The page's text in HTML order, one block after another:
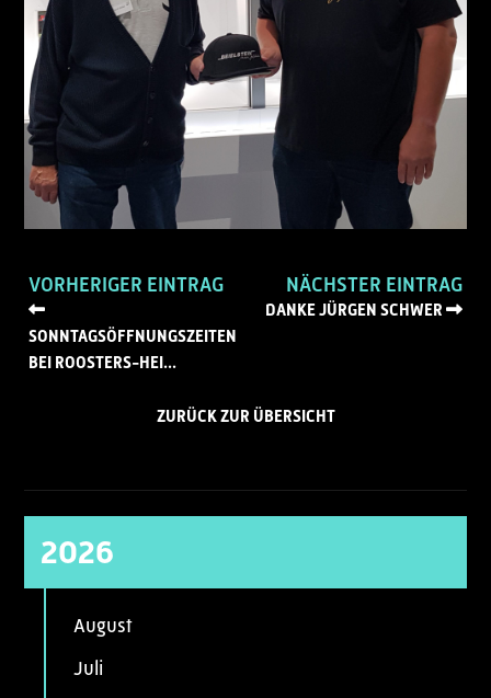
VORHERIGER EINTRAG
SONNTAGSÖFFNUNGSZEITEN
BEI ROOSTERS-HEI...
NÄCHSTER EINTRAG
DANKE JÜRGEN SCHWER
ZURÜCK ZUR ÜBERSICHT
2026
August
Juli